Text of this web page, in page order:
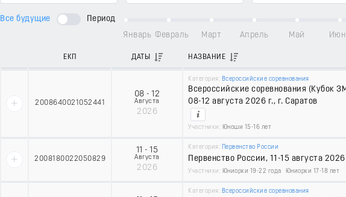
Все будущие
Период
Январь Февраль Март Апрель Май
ЕКП ДАТЫ НАЗВАНИЕ
2008640021052441
08 - 12
Августа
2026
Категория: Всероссийские соревнования
Всероссийские соревнования (Кубок
08-12 августа 2026 г., г. Саратов
Участники: Юноши 15-16 лет
2008180022050829
11 - 15
Августа
2026
Категория: Первенство России
Первенство России, 11-15 августа
Участники: Юниорки 19-22 года Юниорки 17-18 лет
Категория: Всероссийские соревнования